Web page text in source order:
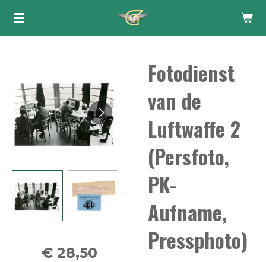
Ga
hoofdinhoud
Fotodienst
van de
Luftwaffe 2
(Persfoto,
PK-
Aufname,
Pressphoto)
€ 28,50